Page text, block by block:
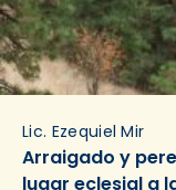
Lic. Ezequiel Mir
Arraigado y
lugar eclesial a